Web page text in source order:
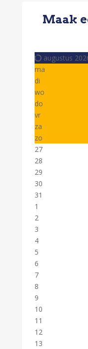
Maak
augustus
ma
di
wo
do
vr
za
zo
27
28
29
30
31
1
2
3
4
5
6
7
8
9
10
11
12
13